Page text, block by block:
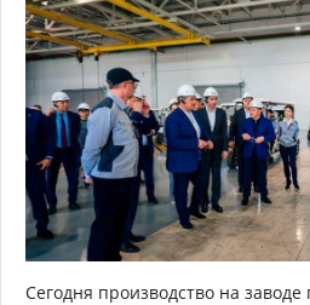
Сегодня производство на заводе